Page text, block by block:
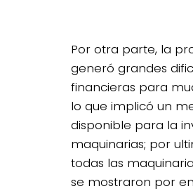
Por otra parte, la
generó grandes
financieras para
lo que implicó un
disponible para la
maquinarias; por
todas las
se mostraron por